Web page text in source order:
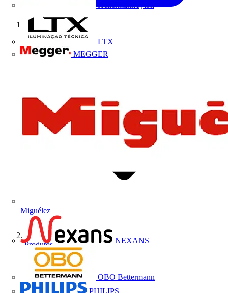
HellermannTyton
LTX
MEGGER
Miguélez
NEXANS
OBO Bettermann
PHILIPS
Início
Produtos